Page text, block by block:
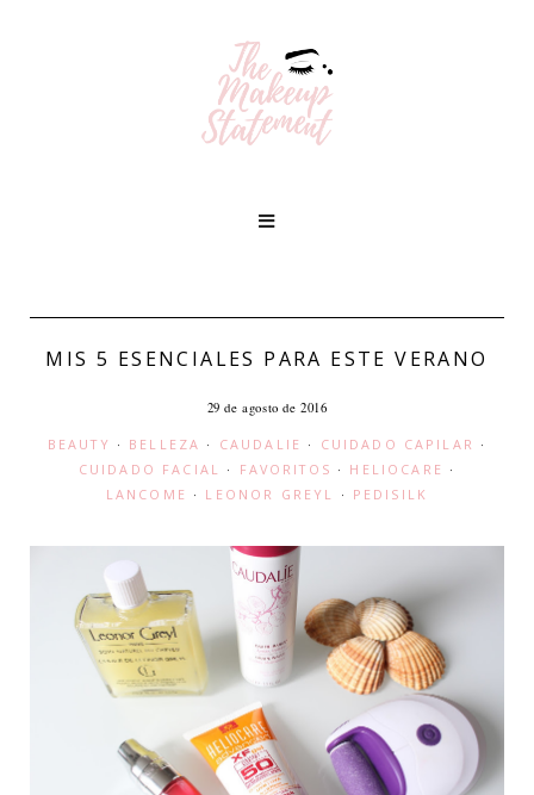
MIS 5 ESENCIALES PARA ESTE VERANO
29 de agosto de 2016
BEAUTY · BELLEZA · CAUDALIE · CUIDADO CAPILAR ·
CUIDADO FACIAL · FAVORITOS · HELIOCARE ·
LANCOME · LEONOR GREYL · PEDISILK